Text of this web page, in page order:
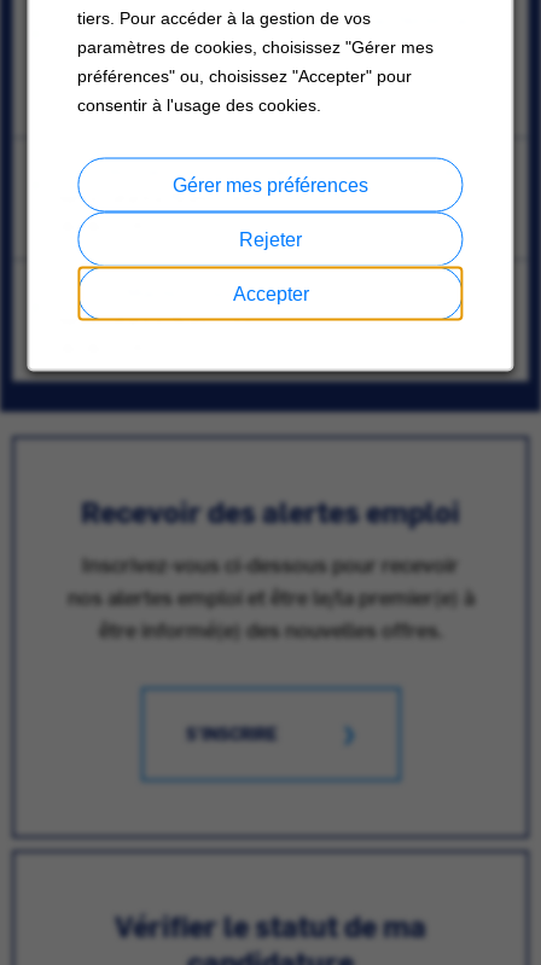
tiers. Pour accéder à la gestion de vos
paramètres de cookies, choisissez "Gérer mes
préférences" ou, choisissez "Accepter" pour
consentir à l'usage des cookies.
Accepter
Rejeter
Gérer mes préférences
HVAC Service Engineer- alle regio's van Nederland -
Carrier
07/10/2026
Lider de manufactura y mantenimiento (prensas)
Santa Catarina, Nuevo León
08/08/2026
Técnico Mantenimiento
Santa Catarina, Nuevo León
Recevoir des alertes emploi
Inscrivez-vous ci-dessous pour recevoir
nos alertes emploi et être le/la premier(e) à
être informé(e) des nouvelles offres.
S'INSCRIRE
Vérifier le statut de ma